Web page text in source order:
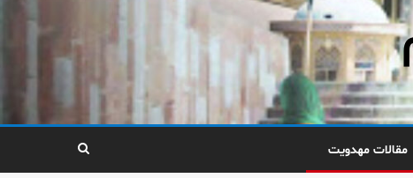
مقالات مهدویت